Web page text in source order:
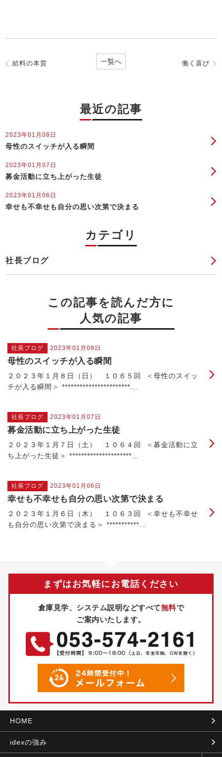
給料の本質 働く喜び
一覧へ
最近の記事
2023年01月08日
母性のスイッチが入る瞬間
2023年01月07日
募金活動に立ち上がった生徒
2023年01月06日
幸せも不幸せも自分の思い次第で決まる
カテゴリ
社長ブログ
この記事を読んだ方に
人気の記事
社長ブログ 2023年01月08日
母性のスイッチが入る瞬間
２０２３年１月８日（日） １０６５回 ＜母性のスイッ
チが入る瞬間＞ ***********************...
社長ブログ 2023年01月07日
募金活動に立ち上がった生徒
２０２３年１月７日（土） １０６４回 ＜募金活動に立
ち上がった生徒＞ *********************...
社長ブログ 2023年01月06日
幸せも不幸せも自分の思い次第で決まる
２０２３年１月６日（木） １０６３回 ＜幸せも不幸せ
も自分の思い次第で決まる＞ ***********...
まずはお気軽にお電話ください
倉庫見学、システム説明などすべて無料で
ご案内いたします。
HOME
idexの強み